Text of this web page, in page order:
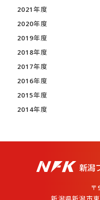
2021年度
2020年度
2019年度
2018年度
2017年度
2016年度
2015年度
2014年度
〒